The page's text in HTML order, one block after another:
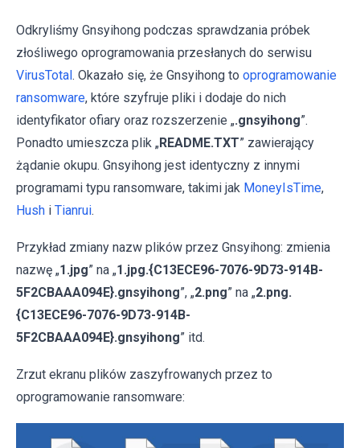
Odkryliśmy Gnsyihong podczas sprawdzania próbek
złośliwego oprogramowania przesłanych do serwisu
VirusTotal. Okazało się, że Gnsyihong to oprogramowanie
ransomware, które szyfruje pliki i dodaje do nich
identyfikator ofiary oraz rozszerzenie „.gnsyihong”.
Ponadto umieszcza plik „README.TXT” zawierający
żądanie okupu. Gnsyihong jest identyczny z innymi
programami typu ransomware, takimi jak MoneyIsTime,
Hush i Tianrui.
Przykład zmiany nazw plików przez Gnsyihong: zmienia
nazwę „1.jpg” na „1.jpg.{C13ECE96-7076-9D73-914B-
5F2CBAAA094E}.gnsyihong”, „2.png” na „2.png.
{C13ECE96-7076-9D73-914B-
5F2CBAAA094E}.gnsyihong” itd.
Zrzut ekranu plików zaszyfrowanych przez to
oprogramowanie ransomware: